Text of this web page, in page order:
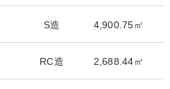
S造 4,900.75㎡
RC造 2,688.44㎡